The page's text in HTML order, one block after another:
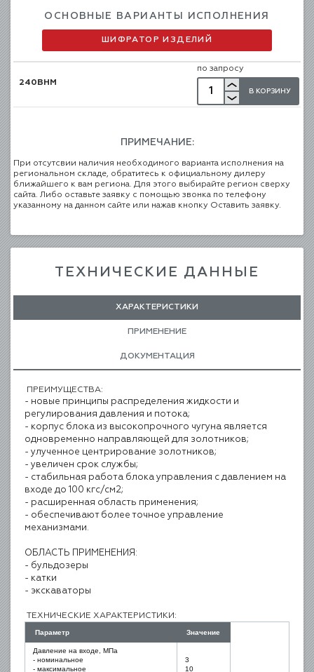
ОСНОВНЫЕ ВАРИАНТЫ ИСПОЛНЕНИЯ
ШИФРАТОР ИЗДЕЛИЙ
240BHM
по запросу
В КОРЗИНУ
ПРИМЕЧАНИЕ:
При отсутсвии наличия необходимого варианта исполнения на
региональном складе, обратитесь к официальному дилеру
ближайшего к вам региона. Для этого выбирайте регион сверху
сайта. Либо оставьте заявку с помощью звонка по телефону
указанному на данном сайте или нажав кнопку Оставить заявку.
ТЕХНИЧЕСКИЕ ДАННЫЕ
ХАРАКТЕРИСТИКИ
ПРИМЕНЕНИЕ
ДОКУМЕНТАЦИЯ
ПРЕИМУЩЕСТВА:
- новые принципы распределения жидкости и
регулирования давления и потока;
- корпус блока из высокопрочного чугуна является
одновременно направляющей для золотников;
- улученное центрирование золотников;
- увеличен срок службы;
- стабильная работа блока управления с давлением на
входе до 100 кгс/см2;
- расширенная область применения;
- обеспечивают более точное управление
механизмами.
ОБЛАСТЬ ПРИМЕНЕНИЯ:
- бульдозеры
- катки
- экскаваторы
ТЕХНИЧЕСКИЕ ХАРАКТЕРИСТИКИ:
Параметр Значение
Давление на входе, МПа
- номинальное
- максимальное
3
10